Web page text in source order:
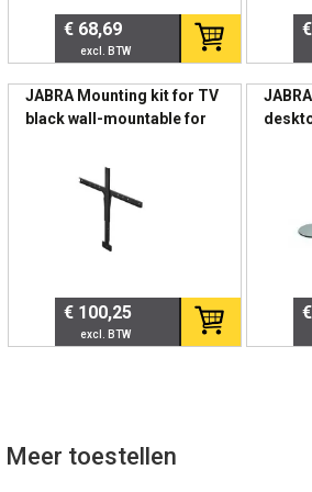
Full duplex audio
Geavanceerde echo- en
Zorgt voor heldere communicatie in
vergaderruimtes.
🏢 Ideaal voor
Middelgrote vergaderruimtes
Boardrooms
Directiekamers
IT-gestuurde AV-projecten
€ 68,69
JABRA Mounting kit for TV
black wall-mountable for
€ 100,25
Meer toestellen